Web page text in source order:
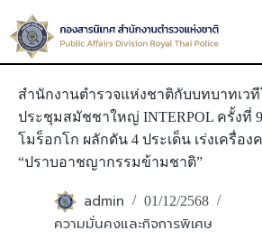
to
content
สำนักงานตำรวจแห่งชาติกับบทบาทเว
ประชุมสมัชชาใหญ่ INTERPOL ครั้งที่
โมร็อกโก ผลักดัน 4 ประเด็น เร่งเครื่อ
“ปราบอาชญากรรมข้ามชาติ”
admin 01/12/2568
ความมั่นคงและกิจการพิเศษ